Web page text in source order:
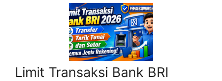
Limit Transaksi Bank BRI